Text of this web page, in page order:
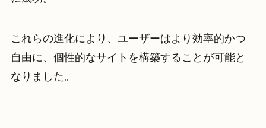
これらの進化により、ユーザーはより効率的かつ
自由に、個性的なサイトを構築することが可能と
なりました。